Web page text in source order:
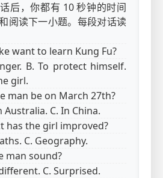
后，你都有 10 秒钟的时间
阅读下一小题。每段对话读
want to learn Kung Fu?
B. To protect himself.
girl.
man be on March 27th?
Australia. C. In China.
has the girl improved?
C. Geography.
man sound?
C. Surprised.